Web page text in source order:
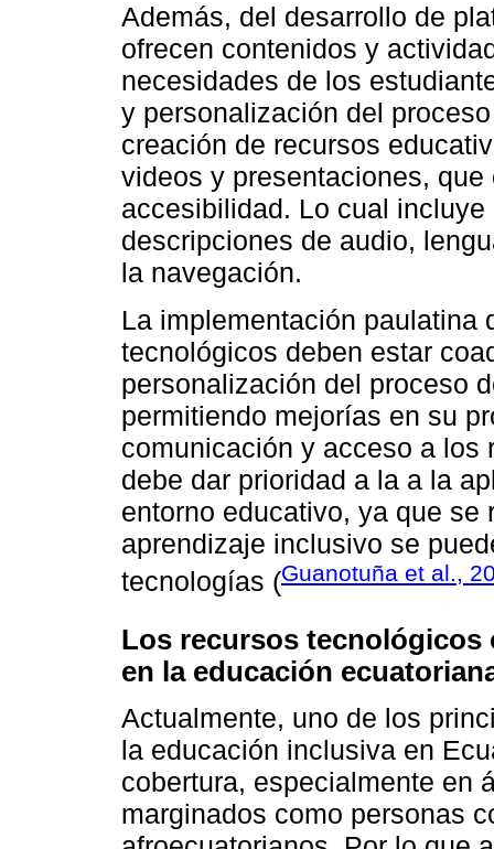
Además, del desarrollo de
ofrecen contenidos y
necesidades de los
y personalización del
creación de recursos
videos y presentaciones,
accesibilidad. Lo cual
descripciones de audio,
la navegación.
La implementación paulatina
tecnológicos deben estar
personalización del proceso
permitiendo mejorías en su
comunicación y acceso a los
debe dar prioridad a la a la
entorno educativo, ya que
aprendizaje inclusivo se
tecnologías (Guanotuña et al.,
Los recursos tecnológicos
en la educación
Actualmente, uno de los
la educación inclusiva en
cobertura, especialmente en
marginados como personas